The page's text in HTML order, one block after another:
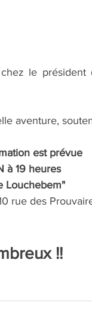
le président
aventure,
est prévue
à 19 heures
Louchebem"
rue des
!!